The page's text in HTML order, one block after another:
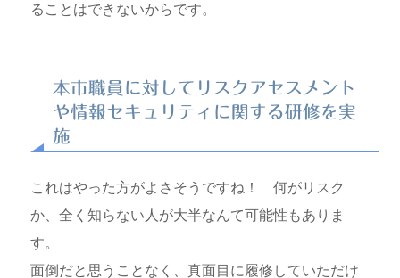
ることはできないからです。
本市職員に対してリスクアセスメント
や情報セキュリティに関する研修を実
施
これはやった方がよさそうですね！ 何がリスク
か、全く知らない人が大半なんて可能性もありま
す。
面倒だと思うことなく、真面目に履修していただけ